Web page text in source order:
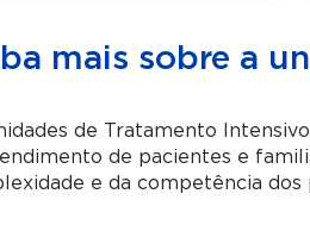
mais sobre a
de Tratamento
de pacientes e
e da competência dos